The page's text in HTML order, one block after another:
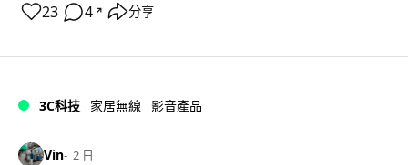
23 4 ↗ 分享
3C科技 家居無線 影音產品
Vin 2 日